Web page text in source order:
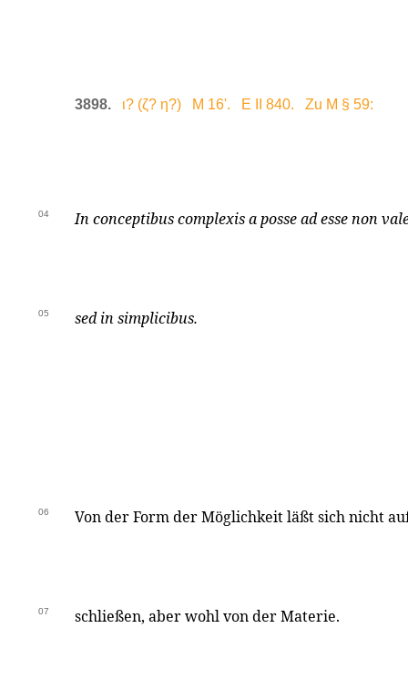
3898. ι? (ζ? η?) M 16'. E II 840. Zu M § 59:
04 In conceptibus complexis a posse ad esse non
05 sed in simplicibus.
06 Von der Form der Möglichkeit läßt sich nicht
07 schließen, aber wohl von der Materie.